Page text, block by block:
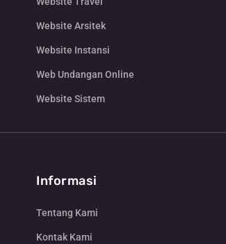
Website Arsitek
Website Instansi
Web Undangan Online
Website Sistem
Informasi
Tentang Kami
Kontak Kami